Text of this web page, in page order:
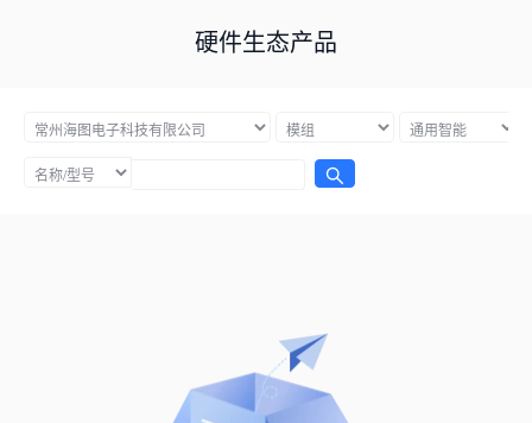
硬件生态产品